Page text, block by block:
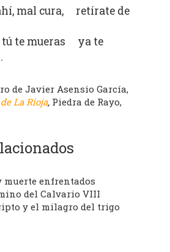
mal cura, retírate de
tú te mueras ya te
de Javier Asensio García,
La Rioja, Piedra de Rayo,
muerte enfrentados
del Calvario VIII
y el milagro del trigo